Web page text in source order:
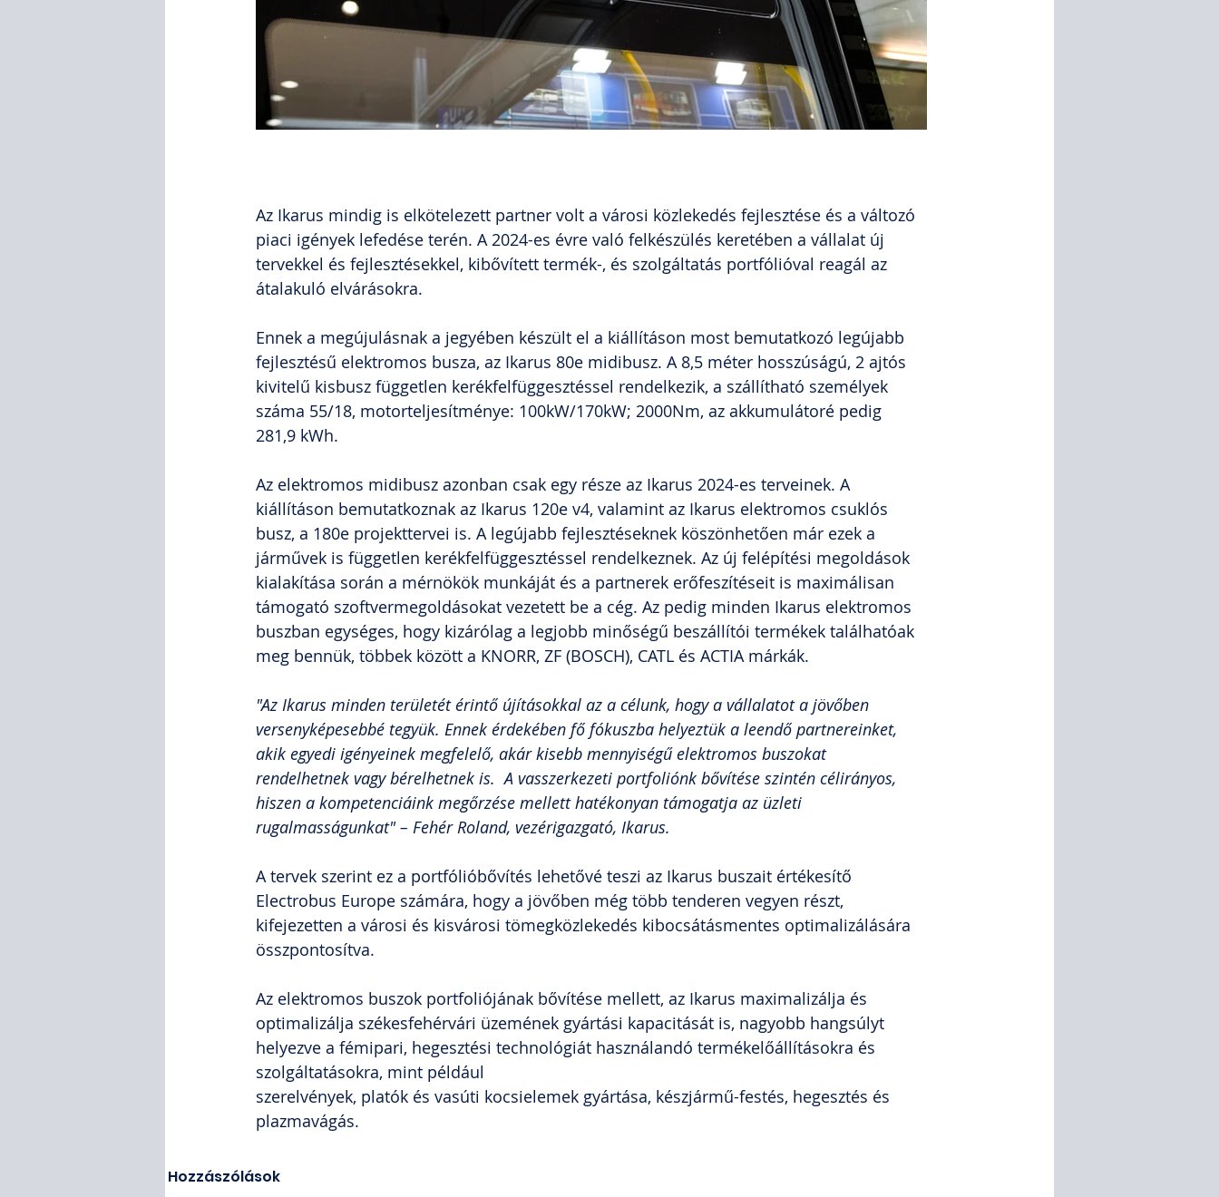
Az Ikarus mindig is elkötelezett partner volt a városi közlekedés fejlesztése és a változó
piaci igények lefedése terén. A 2024-es évre való felkészülés keretében a vállalat új
tervekkel és fejlesztésekkel, kibővített termék-, és szolgáltatás portfólióval reagál az
átalakuló elvárásokra.
Ennek a megújulásnak a jegyében készült el a kiállításon most bemutatkozó legújabb
fejlesztésű elektromos busza, az Ikarus 80e midibusz. A 8,5 méter hosszúságú, 2 ajtós
kivitelű kisbusz független kerékfelfüggesztéssel rendelkezik, a szállítható személyek
száma 55/18, motorteljesítménye: 100kW/170kW; 2000Nm, az akkumulátoré pedig
281,9 kWh.
Az elektromos midibusz azonban csak egy része az Ikarus 2024-es terveinek. A
kiállításon bemutatkoznak az Ikarus 120e v4, valamint az Ikarus elektromos csuklós
busz, a 180e projekttervei is. A legújabb fejlesztéseknek köszönhetően már ezek a
járművek is független kerékfelfüggesztéssel rendelkeznek. Az új felépítési megoldások
kialakítása során a mérnökök munkáját és a partnerek erőfeszítéseit is maximálisan
támogató szoftvermegoldásokat vezetett be a cég. Az pedig minden Ikarus elektromos
buszban egységes, hogy kizárólag a legjobb minőségű beszállítói termékek találhatóak
meg bennük, többek között a KNORR, ZF (BOSCH), CATL és ACTIA márkák.
"Az Ikarus minden területét érintő újításokkal az a célunk, hogy a vállalatot a jövőben
versenyképesebbé tegyük. Ennek érdekében fő fókuszba helyeztük a leendő partnereinket,
akik egyedi igényeinek megfelelő, akár kisebb mennyiségű elektromos buszokat
rendelhetnek vagy bérelhetnek is.  A vasszerkezeti portfoliónk bővítése szintén célirányos,
hiszen a kompetenciáink megőrzése mellett hatékonyan támogatja az üzleti
rugalmasságunkat" – Fehér Roland, vezérigazgató, Ikarus.
A tervek szerint ez a portfólióbővítés lehetővé teszi az Ikarus buszait értékesítő
Electrobus Europe számára, hogy a jövőben még több tenderen vegyen részt,
kifejezetten a városi és kisvárosi tömegközlekedés kibocsátásmentes optimalizálására
összpontosítva.
Az elektromos buszok portfoliójának bővítése mellett, az Ikarus maximalizálja és
optimalizálja székesfehérvári üzemének gyártási kapacitását is, nagyobb hangsúlyt
helyezve a fémipari, hegesztési technológiát használandó termékelőállításokra és
szolgáltatásokra, mint például
szerelvények, platók és vasúti kocsielemek gyártása, készjármű-festés, hegesztés és
plazmavágás.
Hozzászólások